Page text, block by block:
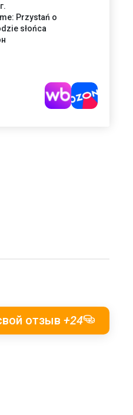
Przystań o
słońca
отзыв +24